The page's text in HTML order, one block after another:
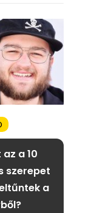
a 10
szerepet
a